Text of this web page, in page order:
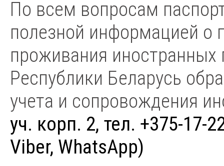
По всем вопросам
полезной информацией о
проживания иностранных
Республики Беларусь
учета и сопровождения
уч. корп. 2, тел. +375-17-
Viber, WhatsApp)